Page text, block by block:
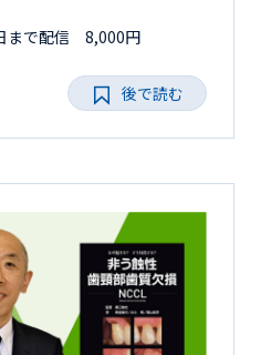
まで配信 8,000円
後で読む